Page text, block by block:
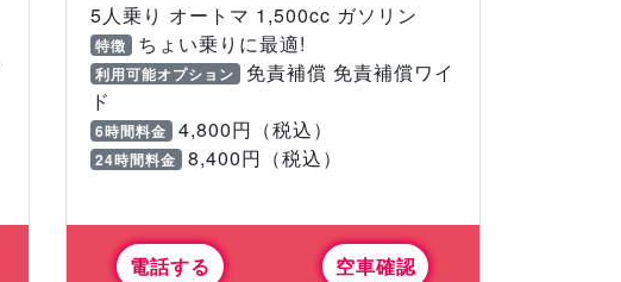
5人乗り オートマ 1,500cc ガソリン
特徴 ちょい乗りに最適!
利用可能オプション
免責補償 免責補償ワイ
ド
6時間料金 4,800円（税込）
24時間料金 8,400円（税込）
電話する 空車確認